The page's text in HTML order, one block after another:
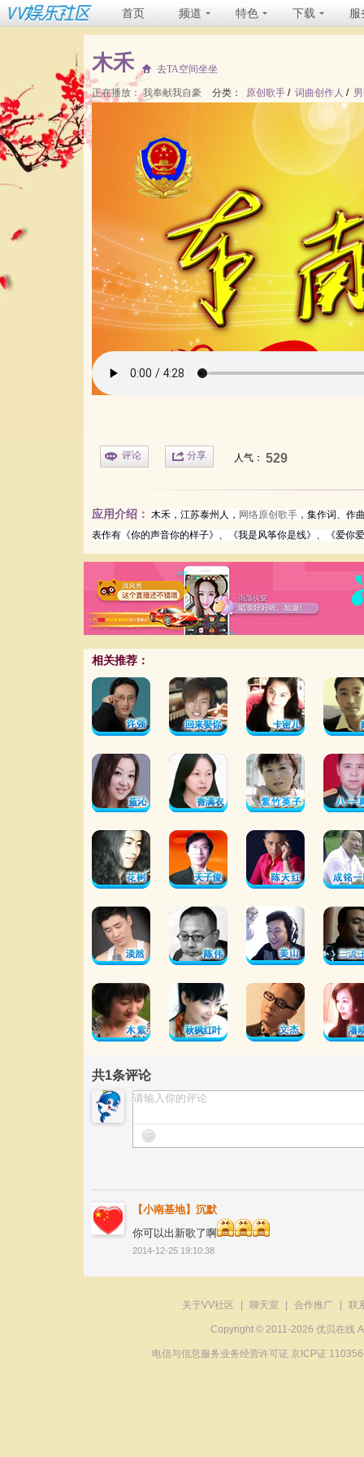
首页 频道 特色 下载 服
木禾 去TA空间坐坐
正在播放：我奉献我自豪 分类： 原创歌手 / 词曲创作人 /
评论 分享 人气： 529
应用介绍： 木禾，江苏泰州人， 网络原创歌手 ，集作词、作
表作有《你的声音你的样子》、《我是风筝你是线》、《爱你
相关推荐：
共1条评论
【小南基地】沉默
你可以出新歌了啊
2014-12-25 19:10:38
关于VV社区 聊天室 合作推广 联
Copyright © 2011-2026 优贝在线
电信与信息服务业务经营许可证 京ICP证